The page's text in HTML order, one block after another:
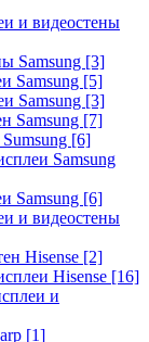
и видеостены
Samsung [3]
Samsung [5]
Samsung [3]
Samsung [7]
[6]
Samsung
Samsung [6]
и видеостены
Hisense [2]
Hisense [16]
и
[1]